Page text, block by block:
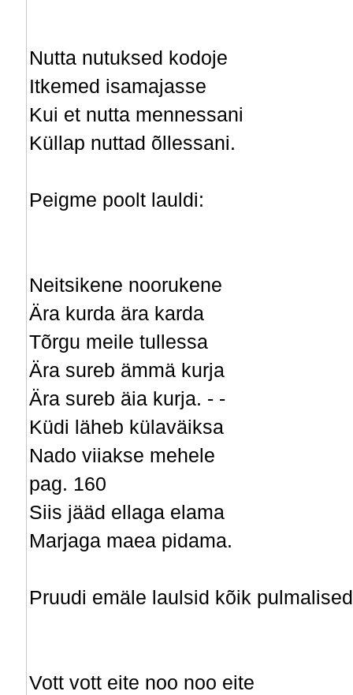
Nutta nutuksed kodoje
Itkemed isamajasse
Kui et nutta mennessani
Küllap nuttad õllessani.
Peigme poolt lauldi:
Neitsikene noorukene
Ära kurda ära karda
Tõrgu meile tullessa
Ära sureb ämmä kurja
Ära sureb äia kurja. - -
Küdi läheb külaväiksa
Nado viiakse mehele
pag. 160
Siis jääd ellaga elama
Marjaga maea pidama.
Pruudi emäle laulsid kõik
Vott vott eite noo noo eite